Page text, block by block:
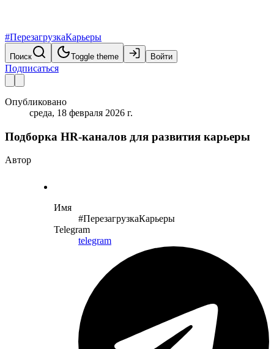
#ПерезагрузкаКарьеры
Поиск Toggle theme Войти
Подписаться
Опубликовано
среда, 18 февраля 2026 г.
Подборка HR‑каналов для развития карьеры
Автор
Имя
#ПерезагрузкаКарьеры
Telegram
telegram